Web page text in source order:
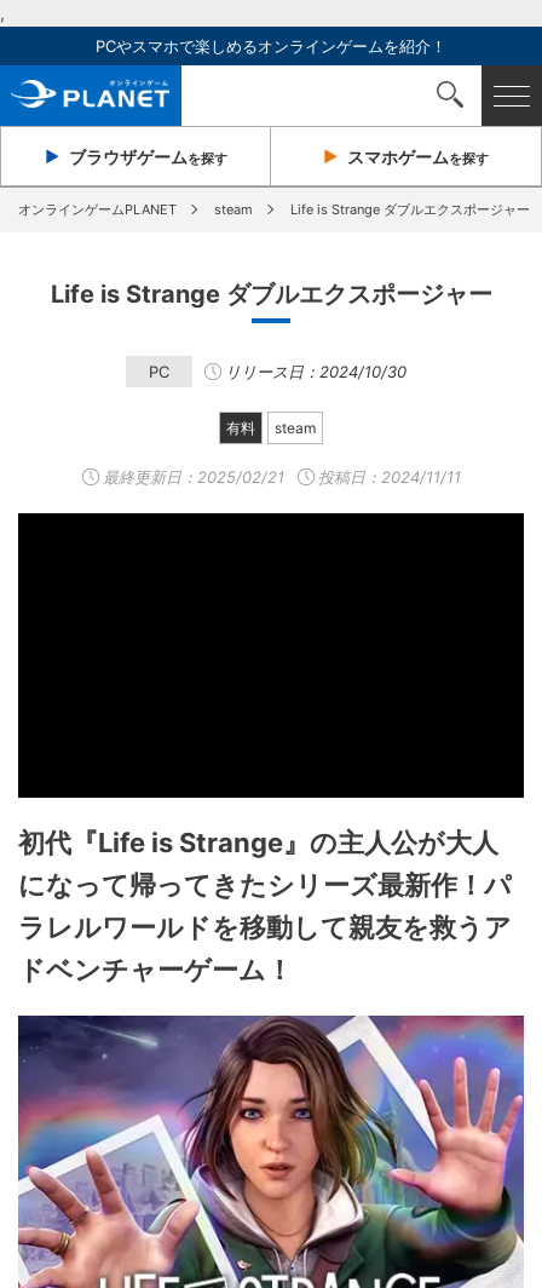
,
PCやスマホで楽しめるオンラインゲームを紹介！
ブラウザゲームを探す スマホゲームを探す
オンラインゲームPLANET steam Life is Strange ダブルエクスポージャー
Life is Strange ダブルエクスポージャー
PC リリース日：2024/10/30
有料 steam
最終更新日： 2025/02/21 投稿日：2024/11/11
初代『Life is Strange』の主人公が大人
になって帰ってきたシリーズ最新作！パ
ラレルワールドを移動して親友を救うア
ドベンチャーゲーム！